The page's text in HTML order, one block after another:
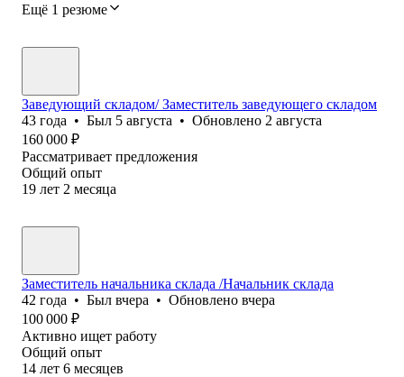
Ещё 1 резюме
Заведующий складом/ Заместитель заведующего складом
43 года • Был 5 августа • Обновлено 2 августа
160 000 ₽
Рассматривает предложения
Общий опыт
19 лет 2 месяца
Заместитель начальника склада /Начальник склада
42 года • Был вчера • Обновлено вчера
100 000 ₽
Активно ищет работу
Общий опыт
14 лет 6 месяцев